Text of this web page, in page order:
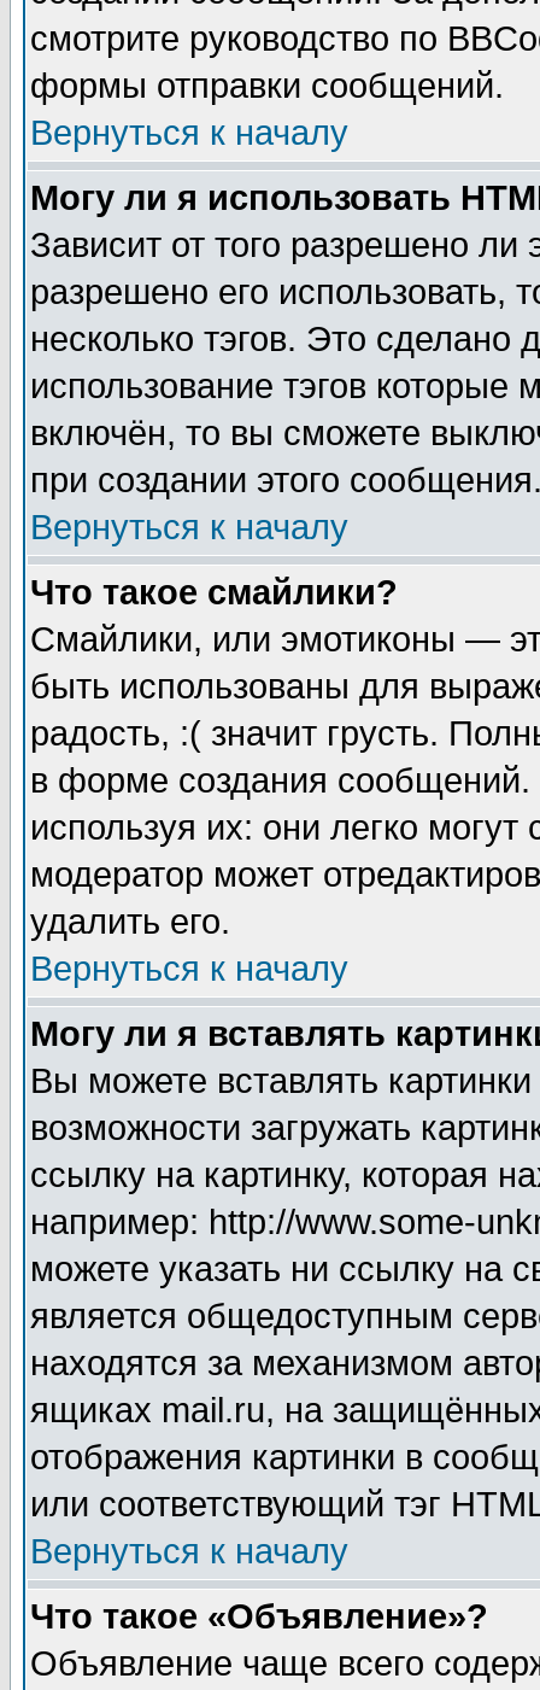
смотрите руководство по
формы отправки сообщений.
Вернуться к началу
Могу ли я использовать
Зависит от того разрешено
разрешено его использовать,
несколько тэгов. Это сделано
использование тэгов
включён, то вы сможете
при создании этого
Вернуться к началу
Что такое смайлики?
Смайлики, или эмотиконы —
быть использованы для
радость, :( значит грусть.
в форме создания сообщений.
используя их: они легко
модератор может
удалить его.
Вернуться к началу
Могу ли я вставлять
Вы можете вставлять
возможности загружать
ссылку на картинку, которая
например: http://www.some-
можете указать ни ссылку на
является общедоступным
находятся за механизмом
ящиках mail.ru, на
отображения картинки в
или соответствующий тэг
Вернуться к началу
Что такое «Объявление»?
Объявление чаще всего